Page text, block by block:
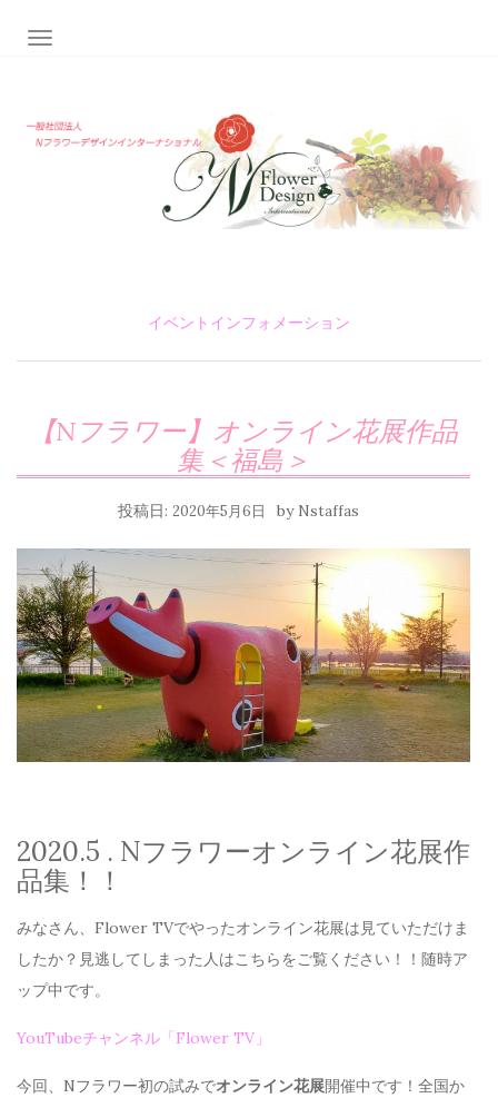
ナビゲーション切り替え
イベントインフォメーション
【Nフラワー】オンライン花展作品
集＜福島＞
投稿日: 2020年5月6日 by Nstaffas
2020.5 . Nフラワーオンライン花展作
品集！！
みなさん、Flower TVでやったオンライン花展は見ていただけま
したか？見逃してしまった人はこちらをご覧ください！！随時ア
ップ中です。
YouTubeチャンネル「Flower TV」
今回、Nフラワー初の試みでオンライン花展開催中です！全国か